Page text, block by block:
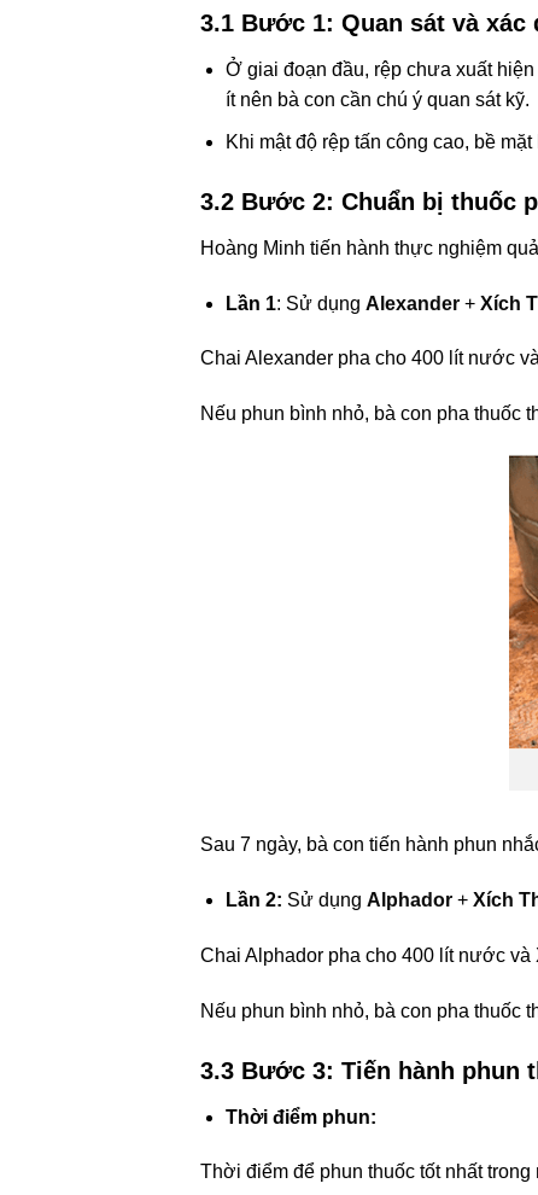
3.1 Bước 1: Quan sát và
Ở giai đoạn đầu, rệp chưa xuất
ít nên bà con cần chú ý quan sát kỹ.
Khi mật độ rệp tấn công cao, bề
3.2 Bước 2: Chuẩn bị thuốc
Hoàng Minh tiến hành thực nghiệm
Lần 1: Sử dụng Alexander+ Xích
Chai Alexander pha cho 400 lít nước
Nếu phun bình nhỏ, bà con pha thuốc
Sau 7 ngày, bà con tiến hành phun
Lần 2: Sử dụng Alphador+ Xích
Chai Alphador pha cho 400 lít nước
Nếu phun bình nhỏ, bà con pha thuốc
3.3 Bước 3: Tiến hành phun
Thời điểm phun:
Thời điểm để phun thuốc tốt nhất